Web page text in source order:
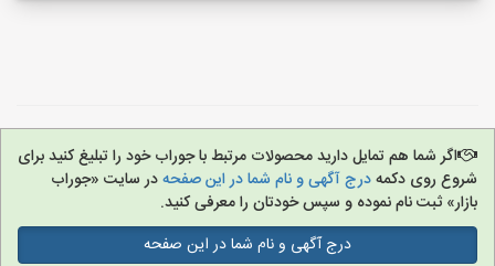
اگر شما هم تمایل دارید محصولات مرتبط با جوراب خود را تبلیغ کنید برای
شروع روی دکمهدرج آگهی و نام شما در این صفحهدر سایت «جوراب
بازار» ثبت نام نموده و سپس خودتان را معرفی کنید.
درج آگهی و نام شما در این صفحه